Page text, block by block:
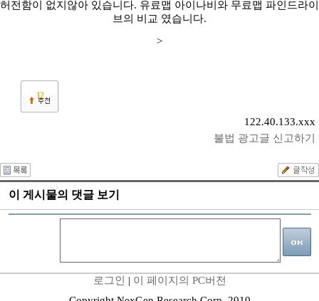
허전함이 없지않아 있습니다. 유료맵 아이나비와 무료맵 파인드라이
브의 비교 였습니다.
>
12
122.40.133.xxx
불법 광고글 신고하기
이 게시물의 댓글 보기
로그인 | 이 페이지의 PC버전